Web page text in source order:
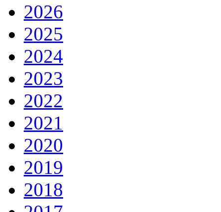
2026
2025
2024
2023
2022
2021
2020
2019
2018